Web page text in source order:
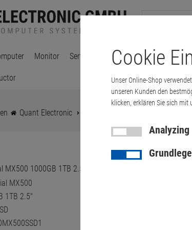
Monitor Server & Workstations Printer &
Quant Electronic
Cookie
Unser Online-Shop
unseren Kunden den
klicken, erklären Sie sich mit
Analyzing